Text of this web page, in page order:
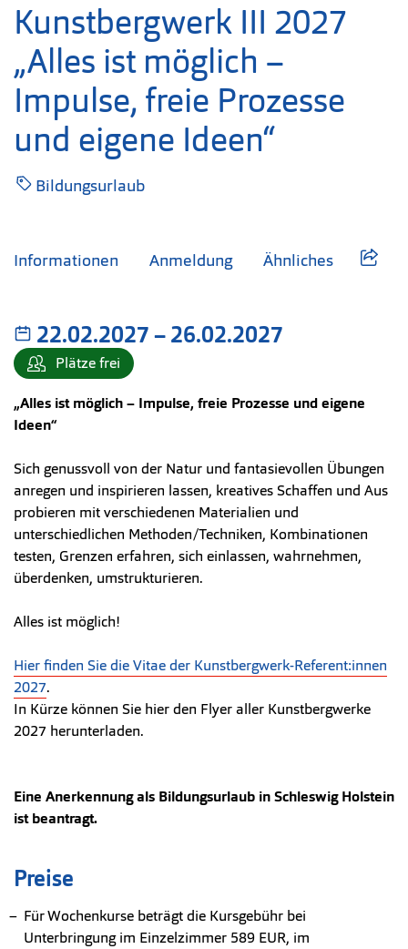
Kunstbergwerk III 2027
„Alles ist möglich –
Impulse, freie Prozesse
und eigene Ideen“
Bildungsurlaub
Informationen Anmeldung Ähnliches
22.02.2027–bis
26.02.2027
Plätze frei
„Alles ist möglich – Impulse, freie Prozesse und eigene
Ideen“
Sich genussvoll von der Natur und fantasievollen Übungen
anregen und inspirieren lassen, kreatives Schaffen und Aus
probieren mit verschiedenen Materialien und
unterschiedlichen Methoden/Techniken, Kombinationen
testen, Grenzen erfahren, sich einlassen, wahrnehmen,
überdenken, umstrukturieren.
Alles ist möglich!
Hier finden Sie die Vitae der Kunstbergwerk-Referent:innen
2027.
In Kürze können Sie hier den Flyer aller Kunstbergwerke
2027 herunterladen.
Eine Anerkennung als Bildungsurlaub in Schleswig Holstein
ist beantragt.
Preise
Für Wochenkurse beträgt die Kursgebühr bei
Unterbringung im Einzelzimmer 589 EUR, im